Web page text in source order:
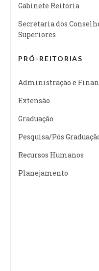
Gabinete Reitoria
Secretaria dos
Superiores
PRÓ-REITORIAS
Administração e
Extensão
Graduação
Pesquisa/Pós
Recursos Humanos
Planejamento